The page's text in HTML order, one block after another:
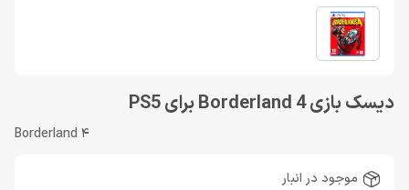
دیسک بازی Borderland 4 برای PS5
Borderland 4
موجود در انبار